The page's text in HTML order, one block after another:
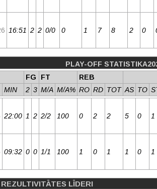
16:51 2 2 0/0 0 1 7 8 2 0
PLAY-OFF
FG
FT
REB
MIN
2 3 M/A M/A% RO RD TOT AS TO
22:00 1 2 2/2 100 0 2 2 5 0 1
09:32 0 0 1/1 100 1 0 1 1 0 1
LĪDERI